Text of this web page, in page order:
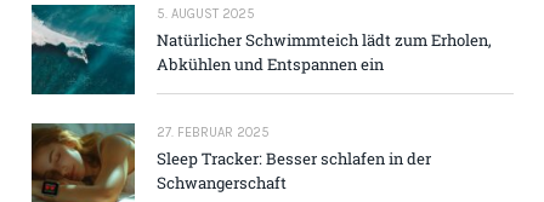
5. AUGUST 2025
Natürlicher Schwimmteich lädt zum Erholen,
Abkühlen und Entspannen ein
27. FEBRUAR 2025
Sleep Tracker: Besser schlafen in der
Schwangerschaft